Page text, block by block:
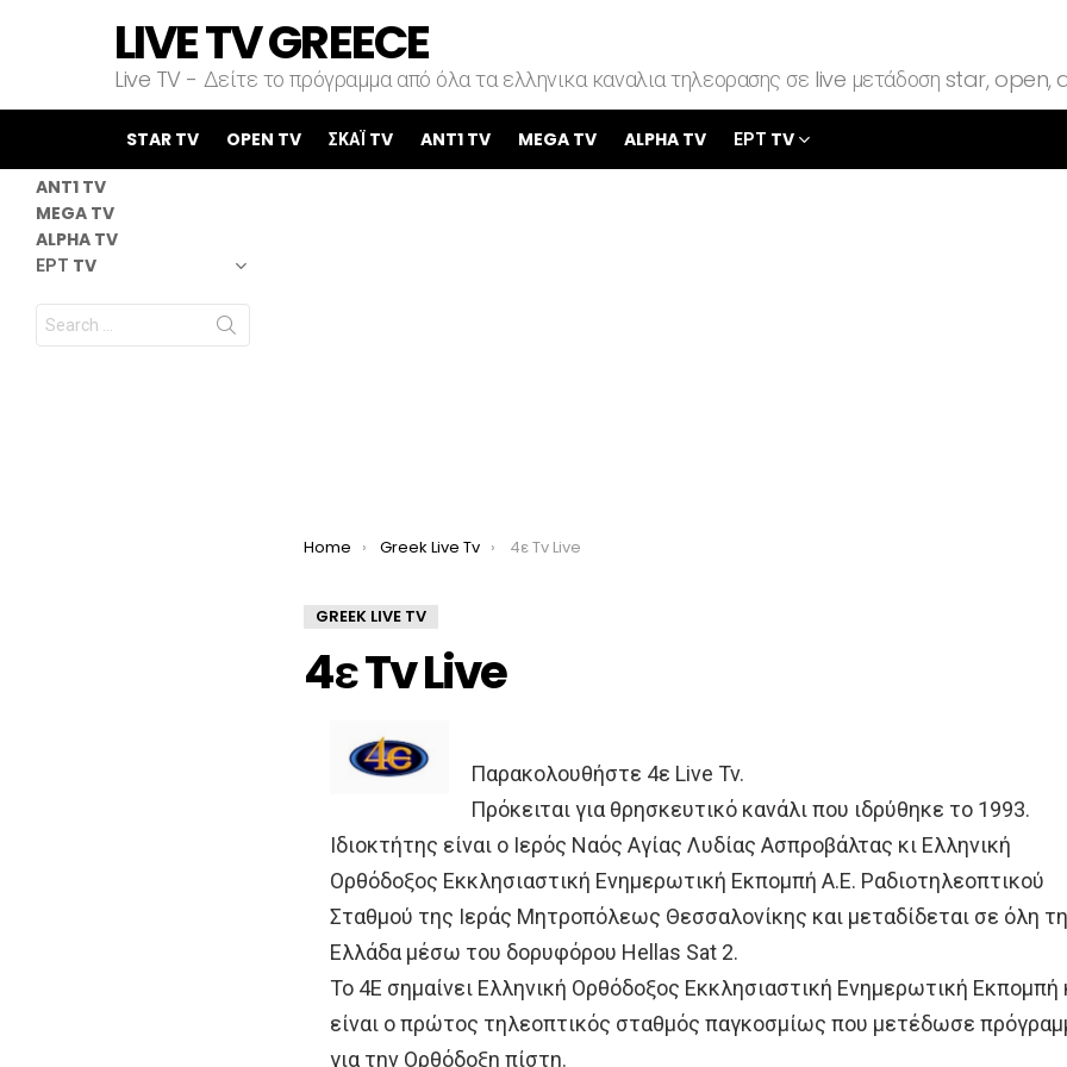
LIVE TV GREECE
Live TV - Δείτε το πρόγραμμα από όλα τα ελληνικα καναλια τηλεορασης σε live μετάδοση star,
STAR TV OPEN TV ΣΚΑΪ TV ANT1 TV MEGA TV ALPHA TV ΕΡΤ TV
You are here:
Home Greek Live Tv 4ε Tv Live
GREEK LIVE TV
4ε Tv Live
Παρακολουθήστε 4ε Live Tv.
Πρόκειται για θρησκευτικό κανάλι που ιδρύθηκε το 1993.
Ιδιοκτήτης είναι ο Ιερός Ναός Αγίας Λυδίας Ασπροβάλτας κι Ελληνική
Ορθόδοξος Εκκλησιαστική Ενημερωτική Εκπομπή Α.Ε. Ραδιοτηλεοπτικού
Σταθμού της Ιεράς Μητροπόλεως Θεσσαλονίκης και μεταδίδεται σε όλη
Ελλάδα μέσω του δορυφόρου Hellas Sat 2.
Το 4Ε σημαίνει Ελληνική Ορθόδοξος Εκκλησιαστική Ενημερωτική Εκπομπή
είναι ο πρώτος τηλεοπτικός σταθμός παγκοσμίως που μετέδωσε
για την Ορθόδοξη πίστη.
STAR TV
ANT1 TV
MEGA TV
ALPHA TV
ΕΡΤ TV
Search
for: